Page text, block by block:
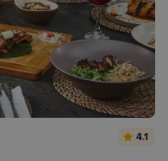
4.1